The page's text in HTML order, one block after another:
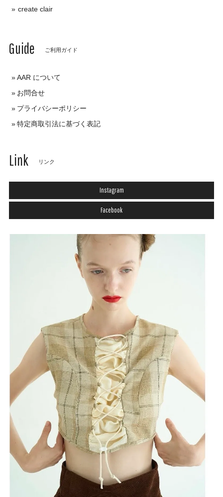
create clair
Guide ご利用ガイド
AAR について
お問合せ
プライバシーポリシー
特定商取引法に基づく表記
Link リンク
Instagram
Facebook